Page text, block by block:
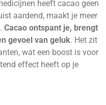
heeft cacao geen
aardend, maakt je meer
Cacao ontspant je, brengt
gevoel van geluk. Het zit
wat een boost is voor
effect heeft op je